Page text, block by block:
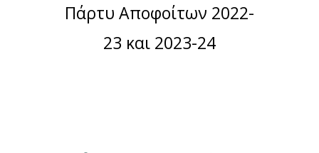
Πάρτυ Αποφοίτων 2022-
23 και 2023-24